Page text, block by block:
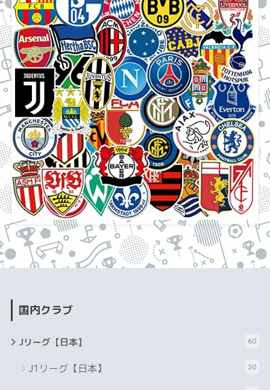
国内クラブ
Jリーグ【日本】 60
J1リーグ【日本】 20